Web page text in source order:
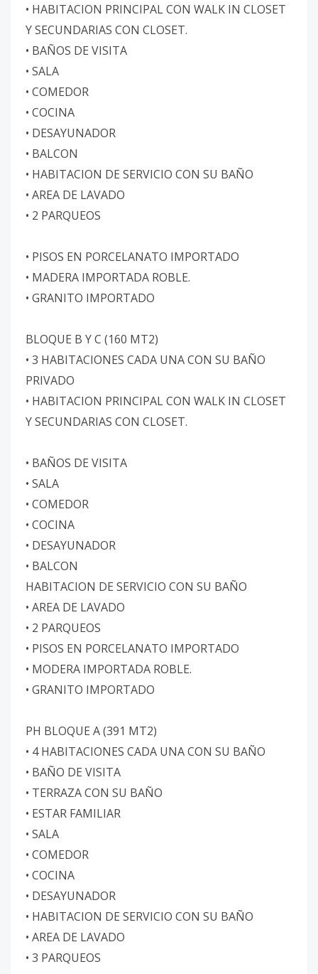
• HABITACION PRINCIPAL CON WALK IN CLOSET
Y SECUNDARIAS CON CLOSET.
• BAÑOS DE VISITA
• SALA
• COMEDOR
• COCINA
• DESAYUNADOR
• BALCON
• HABITACION DE SERVICIO CON SU BAÑO
• AREA DE LAVADO
• 2 PARQUEOS
• PISOS EN PORCELANATO IMPORTADO
• MADERA IMPORTADA ROBLE.
• GRANITO IMPORTADO
BLOQUE B Y C (160 MT2)
• 3 HABITACIONES CADA UNA CON SU BAÑO
PRIVADO
• HABITACION PRINCIPAL CON WALK IN CLOSET
Y SECUNDARIAS CON CLOSET.
• BAÑOS DE VISITA
• SALA
• COMEDOR
• COCINA
• DESAYUNADOR
• BALCON
HABITACION DE SERVICIO CON SU BAÑO
• AREA DE LAVADO
• 2 PARQUEOS
• PISOS EN PORCELANATO IMPORTADO
• MODERA IMPORTADA ROBLE.
• GRANITO IMPORTADO
PH BLOQUE A (391 MT2)
• 4 HABITACIONES CADA UNA CON SU BAÑO
• BAÑO DE VISITA
• TERRAZA CON SU BAÑO
• ESTAR FAMILIAR
• SALA
• COMEDOR
• COCINA
• DESAYUNADOR
• HABITACION DE SERVICIO CON SU BAÑO
• AREA DE LAVADO
• 3 PARQUEOS